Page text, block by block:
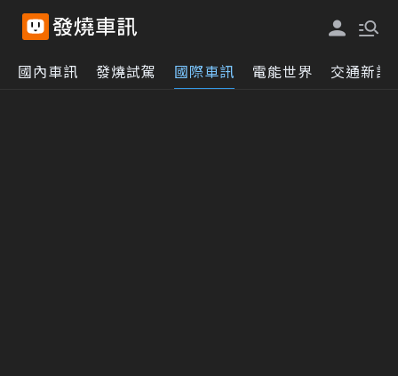
國內車訊 發燒試駕 國際車訊 電能世界 交通新訊